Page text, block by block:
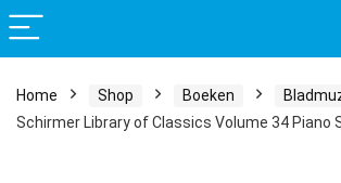
Home Shop Boeken
Schirmer Library of Classics Volume 34 Piano